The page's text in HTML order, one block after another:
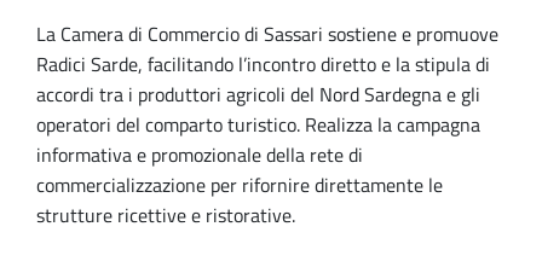
La Camera di Commercio di Sassari sostiene e promuove
Radici Sarde, facilitando l’incontro diretto e la stipula di
accordi tra i produttori agricoli del Nord Sardegna e gli
operatori del comparto turistico. Realizza la campagna
informativa e promozionale della rete di
commercializzazione per rifornire direttamente le
strutture ricettive e ristorative.